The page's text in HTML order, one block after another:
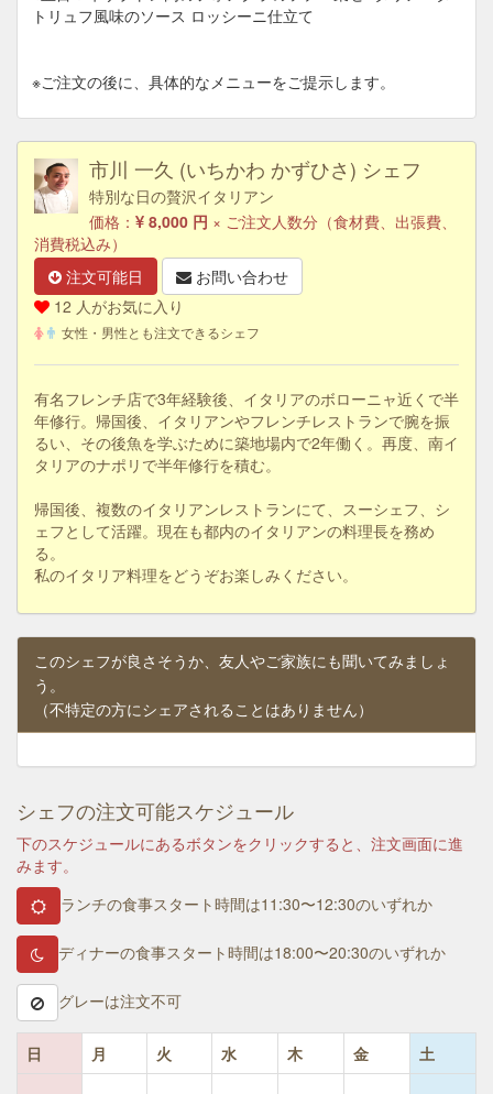
トリュフ風味のソース ロッシーニ仕立て
※ご注文の後に、具体的なメニューをご提示します。
市川 一久 (いちかわ かずひさ) シェフ
特別な日の贅沢イタリアン
価格：
8,000 円 × ご注文人数分（食材費、出張費、
消費税込み）
注文可能日
お問い合わせ
12 人がお気に入り
女性・男性とも注文できるシェフ
有名フレンチ店で3年経験後、イタリアのボローニャ近くで半
年修行。帰国後、イタリアンやフレンチレストランで腕を振
るい、その後魚を学ぶために築地場内で2年働く。再度、南イ
タリアのナポリで半年修行を積む。
帰国後、複数のイタリアンレストランにて、スーシェフ、シ
ェフとして活躍。現在も都内のイタリアンの料理長を務め
る。
私のイタリア料理をどうぞお楽しみください。
このシェフが良さそうか、友人やご家族にも聞いてみましょ
う。
（不特定の方にシェアされることはありません）
シェフの注文可能スケジュール
下のスケジュールにあるボタンをクリックすると、注文画面に進
みます。
ランチの食事スタート時間は11:30〜12:30のいずれか
ディナーの食事スタート時間は18:00〜20:30のいずれか
グレーは注文不可
日 月 火 水 木 金 土